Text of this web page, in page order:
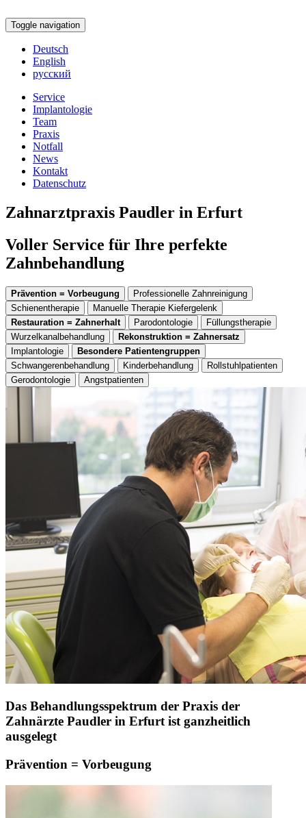
Toggle navigation
Deutsch
English
русский
Service
Implantologie
Team
Praxis
Notfall
News
Kontakt
Datenschutz
Zahnarztpraxis Paudler in Erfurt
Voller Service für Ihre perfekte
Zahnbehandlung
Prävention = Vorbeugung
Professionelle Zahnreinigung
Schienentherapie
Manuelle Therapie Kiefergelenk
Restauration = Zahnerhalt
Parodontologie
Füllungstherapie
Wurzelkanalbehandlung
Rekonstruktion = Zahnersatz
Implantologie
Besondere Patientengruppen
Schwangerenbehandlung
Kinderbehandlung
Rollstuhlpatienten
Gerodontologie
Angstpatienten
Das Behandlungsspektrum der Praxis der
Zahnärzte Paudler in Erfurt ist ganzheitlich
ausgelegt
Prävention = Vorbeugung